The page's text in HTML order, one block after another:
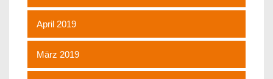
April 2019
März 2019